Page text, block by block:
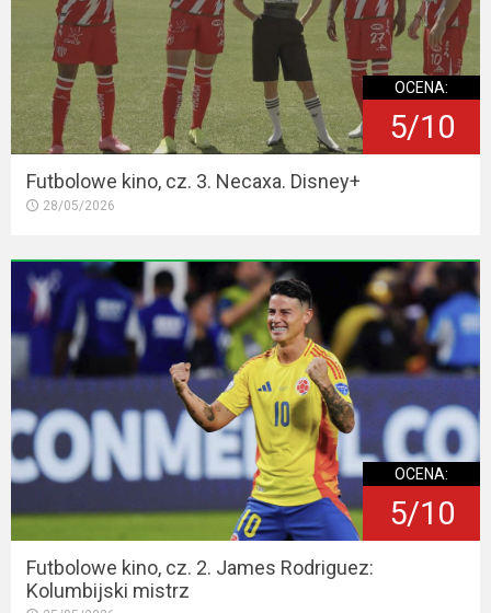
OCENA:
5/10
Futbolowe kino, cz. 3. Necaxa. Disney+
28/05/2026
OCENA:
5/10
Futbolowe kino, cz. 2. James Rodriguez:
Kolumbijski mistrz